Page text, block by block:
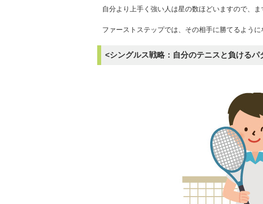
自分より上手く強い人は星の数ほどいますので、ま
ファーストステップでは、その相手に勝てるように
<シングルス戦略：自分のテニスと負けるパ